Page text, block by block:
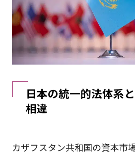
日本の統一的法体系
相違
カザフスタン共和国の資本市